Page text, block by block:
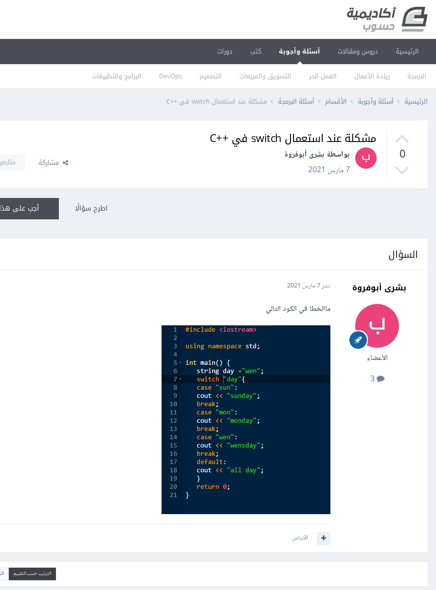
الرئيسية دروس ومقالات أسئلة وأجوبة
البرمجة ريادة الأعمال العمل الحر التسويق والمبيعات التصميم DevOps البرامج والتطبيقات
كتب دورات
الرئيسية أسئلة وأجوبة الأقسام أسئلة البرمجة مشكلة عند استعمال switch في ++C
0
مشكلة عند استعمال switch في ++C
بواسطة بشرى أبوفروة
7 مارس 2021
مشاركة
أجب على اطرح سؤالًا
السؤال
بشرى أبوفروة
الأعضاء
3
نشر7 مارس 2021
ماالخطا في الكود التالي
اقتباس
الترتيب حسب التقييم